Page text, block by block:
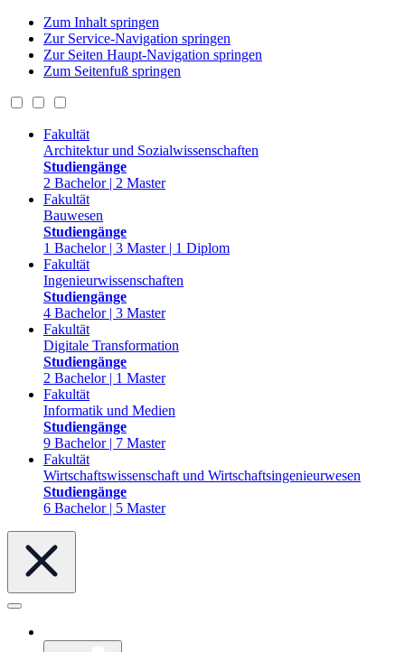
Zum Inhalt springen
Zur Service-Navigation springen
Zur Seiten Haupt-Navigation springen
Zum Seitenfuß springen
Fakultät
Architektur und Sozialwissenschaften
Studiengänge
2 Bachelor | 2 Master
Fakultät
Bauwesen
Studiengänge
1 Bachelor | 3 Master | 1 Diplom
Fakultät
Ingenieurwissenschaften
Studiengänge
4 Bachelor | 3 Master
Fakultät
Digitale Transformation
Studiengänge
2 Bachelor | 1 Master
Fakultät
Informatik und Medien
Studiengänge
9 Bachelor | 7 Master
Fakultät
Wirtschaftswissenschaft und Wirtschaftsingenieurwesen
Studiengänge
6 Bachelor | 5 Master